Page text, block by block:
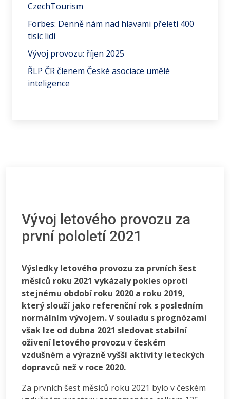
CzechTourism
Forbes: Denně nám nad hlavami přeletí 400
tisíc lidí
Vývoj provozu: říjen 2025
ŘLP ČR členem České asociace umělé
inteligence
Vývoj letového provozu za
první pololetí 2021
Výsledky letového provozu za prvních šest
měsíců roku 2021 vykázaly pokles oproti
stejnému období roku 2020 a roku 2019,
který slouží jako referenční rok s posledním
normálním vývojem. V souladu s prognózami
však lze od dubna 2021 sledovat stabilní
oživení letového provozu v českém
vzdušném a výrazně vyšší aktivity leteckých
dopravců než v roce 2020.
Za prvních šest měsíců roku 2021 bylo v českém